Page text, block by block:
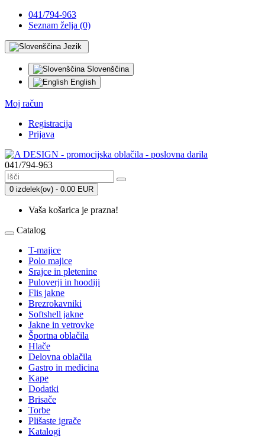
041/794-963
Seznam želja (0)
Jezik
Slovenščina
English
Moj račun
Registracija
Prijava
041/794-963
0 izdelek(ov) - 0.00 EUR
Vaša košarica je prazna!
Catalog
T-majice
Polo majice
Srajce in pletenine
Puloverji in hoodiji
Flis jakne
Brezrokavniki
Softshell jakne
Jakne in vetrovke
Športna oblačila
Hlače
Delovna oblačila
Gastro in medicina
Kape
Dodatki
Brisače
Torbe
Plišaste igrače
Katalogi